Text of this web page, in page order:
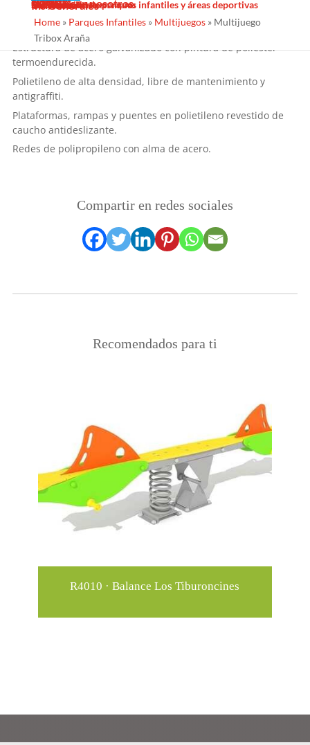
Trabaja con nosotros
Servicios
Diseño
Fabricacion
Mantenimiento
Proyectos llave en mano
Desinfección de parques infantiles y áreas deportivas
Contacto
Ins Generales
Home» Parques Infantiles» Multijuegos» Multijuego
Tribox Araña
Materiales
Estructura de acero galvanizado con pintura de poliéster
termoendurecida.
Polietileno de alta densidad, libre de mantenimiento y
antigraffiti.
Plataformas, rampas y puentes en polietileno revestido de
caucho antideslizante.
Redes de polipropileno con alma de acero.
Compartir en redes sociales
Recomendados para ti
R4010 · Balance Los Tiburoncines